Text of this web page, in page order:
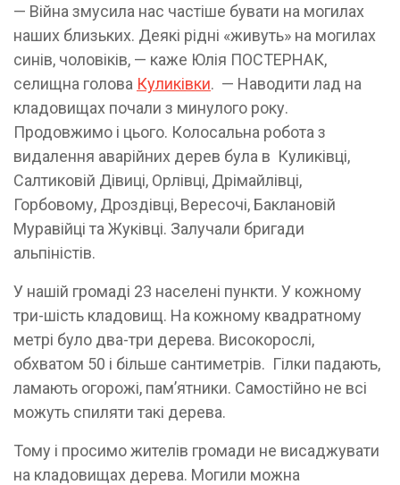
— Війна змусила нас частіше бувати на могилах
наших близьких. Деякі рідні «живуть» на могилах
синів, чоловіків, — каже Юлія ПОСТЕРНАК,
селищна голова Куликівки. — Наводити лад на
кладовищах почали з минулого року.
Продовжимо і цього. Колосальна робота з
видалення аварійних дерев була в Куликівці,
Салтиковій Дівиці, Орлівці, Дрімайлівці,
Горбовому, Дроздівці, Вересочі, Баклановій
Муравійці та Жуківці. Залучали бригади
альпіністів.
У нашій громаді 23 населені пункти. У кожному
три-шість кладовищ. На кожному квадратному
метрі було два-три дерева. Високорослі,
обхватом 50 і більше сантиметрів. Гілки падають,
ламають огорожі, пам’ятники. Самостійно не всі
можуть спиляти такі дерева.
Тому і просимо жителів громади не висаджувати
на кладовищах дерева. Могили можна